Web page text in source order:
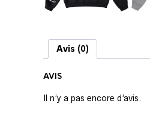
Avis (0)
AVIS
Il n’y a pas encore d’avis.